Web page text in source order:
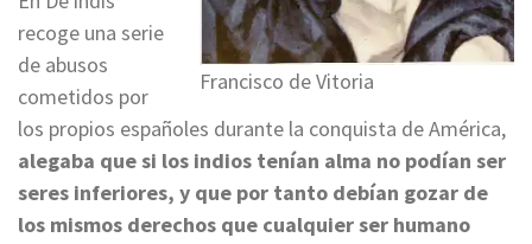
Francisco de Vitoria
recoge una serie
de abusos
cometidos por
los propios españoles durante la conquista de América,
alegaba que si los indios tenían alma no podían ser
seres inferiores, y que por tanto debían gozar de
los mismos derechos que cualquier ser humano